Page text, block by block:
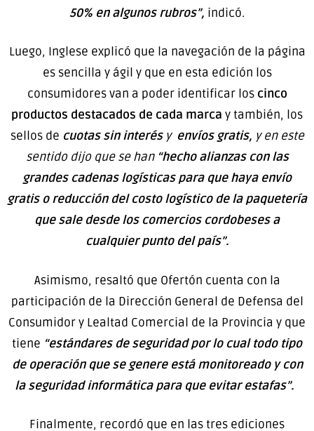
50% en algunos rubros”, indicó.
Luego, Inglese explicó que la navegación de la página
es sencilla y ágil y que en esta edición los
consumidores van a poder identificar los cinco
productos destacados de cada marca y también, los
sellos de cuotas sin interés y envíos gratis, y en este
sentido dijo que se han“hecho alianzas con las
grandes cadenas logísticas para que haya envío
gratis o reducción del costo logístico de la paquetería
que sale desde los comercios cordobeses a
cualquier punto del país”.
Asimismo, resaltó que Ofertón cuenta con la
participación de la Dirección General de Defensa del
Consumidor y Lealtad Comercial de la Provincia y que
tiene “estándares de seguridad por lo cual todo tipo
de operación que se genere está monitoreado y con
la seguridad informática para que evitar estafas”.
Finalmente, recordó que en las tres ediciones